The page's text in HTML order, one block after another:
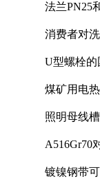
法兰PN25
消费者对
U型螺栓的
煤矿用电
照明母线
A516Gr70
镀镍钢带